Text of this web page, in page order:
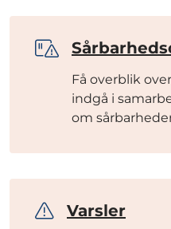
Få overblik
indgå i
om
Varsler